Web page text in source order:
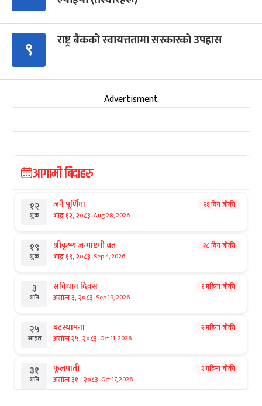
९ राष्ट्र बैंकको स्वायत्ततामा सरकारको उपहास
Advertisment
आगामी बिदाहरु
१२
शुक्र
जनै पूर्णिमा
भाद्र १२, २०८३-Aug 28, 2026
२१ दिन बाँकी
१९
शुक्र
श्रीकृष्ण जन्माष्टमी व्रत
भाद्र १९, २०८३-Sep 4, 2026
२८ दिन बाँकी
३
शनि
संविधान दिवस
असोज ३, २०८३-Sep 19, 2026
१ महिना बाँकी
२५
आइत
घटस्थापना
असोज २५, २०८३-Oct 11, 2026
२ महिना बाँकी
३१
शनि
फूलपाती
असोज ३१ , २०८३-Oct 17, 2026
२ महिना बाँकी